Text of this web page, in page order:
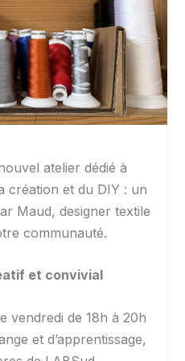
atelier dédié à
création et du DIY : un
Maud, designer textile
communauté.
et convivial
vendredi de 18h à 20h
et d’apprentissage,